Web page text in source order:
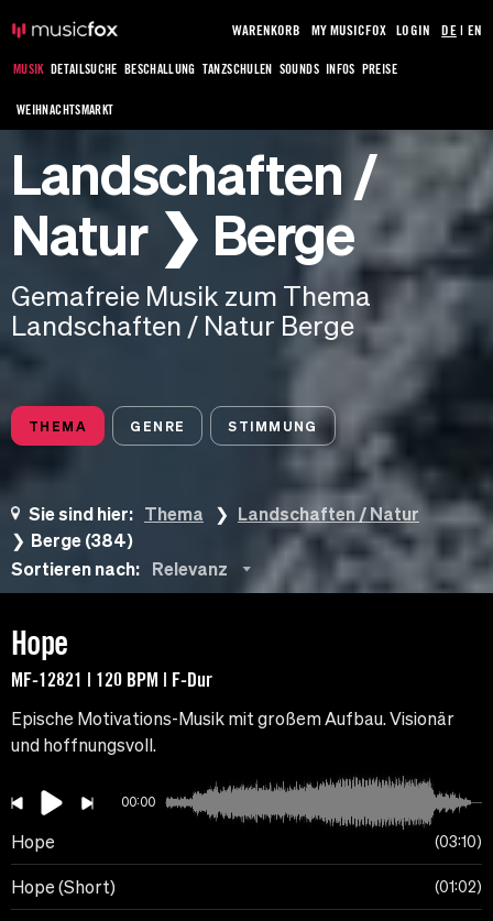
MUSIK DETAILSUCHE BESCHALLUNG TANZSCHULEN SOUNDS INFOS PREISE
WEIHNACHTSMARKT
WARENKORB MY MUSICFOX LOGIN DE| EN
Landschaften /
Natur ❯ Berge
Gemafreie Musik zum Thema
Landschaften / Natur Berge
THEMA GENRE STIMMUNG
Sie sind hier: Thema
Landschaften / Natur
Berge (384)
Sortieren nach:
Relevanz
Hope
MF-12821 | 120 BPM | F-Dur
Epische Motivations-Musik mit großem Aufbau. Visionär
und hoffnungsvoll.
00:00
Hope 03:10
Hope (Short) 01:02